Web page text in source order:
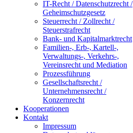
IT-Recht / Datenschutzrecht /
Geheimschutzgesetz
Steuerrecht / Zollrecht /
Steuerstrafrecht
Bank- und Kapitalmarktrecht
Familien-, Erb-, Kartell-,
Verwaltungs-, Verkehrs-,
Vereinsrecht und Mediation
Prozessführung
Gesellschaftsrecht /
Unternehmensrecht /
Konzernrecht
Kooperationen
Kontakt
Impressum